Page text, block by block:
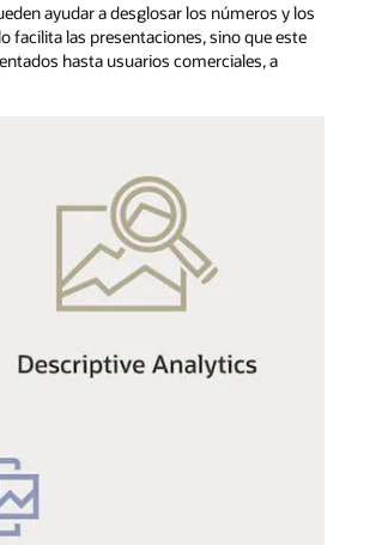
ayudar a desglosar los números y los
facilita las presentaciones, sino que este
hasta usuarios comerciales, a